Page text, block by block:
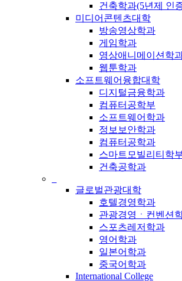
건축학과(5년제 인
미디어콘텐츠대학
방송영상학과
게임학과
영상애니메이션학
웹툰학과
소프트웨어융합대학
디지털금융학과
컴퓨터공학부
소프트웨어학과
정보보안학과
컴퓨터공학과
스마트모빌리티학
건축공학과
글로벌관광대학
호텔경영학과
관광경영ㆍ컨벤션
스포츠레저학과
영어학과
일본어학과
중국어학과
International College